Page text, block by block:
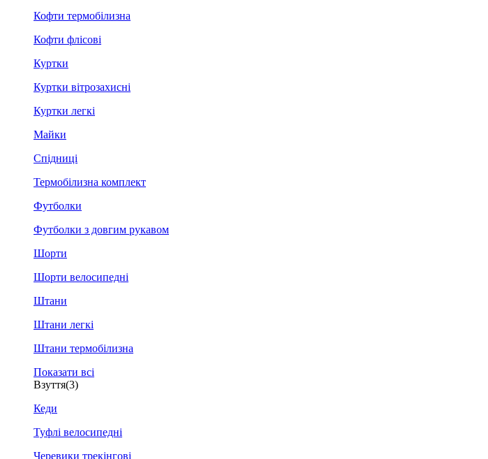
Кофти термобілизна
Кофти флісові
Куртки
Куртки вітрозахисні
Куртки легкі
Майки
Спідниці
Термобілизна комплект
Футболки
Футболки з довгим рукавом
Шорти
Шорти велосипедні
Штани
Штани легкі
Штани термобілизна
Показати всі
Взуття(3)
Кеди
Туфлі велосипедні
Черевики трекінгові